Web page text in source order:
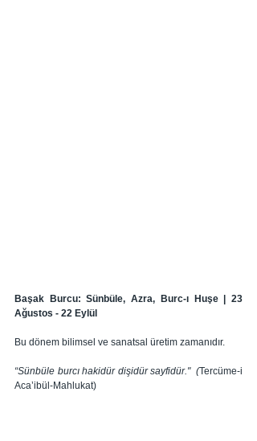
Başak Burcu: Sünbüle, Azra, Burc-ı Huşe | 23
Ağustos - 22 Eylül
Bu dönem bilimsel ve sanatsal üretim zamanıdır.
“Sünbüle burcı hakidür dişidür sayfidür." (Tercüme-i
Aca’ibül-Mahlukat)